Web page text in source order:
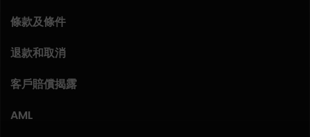
條款及條件
退款和取消
客戶賠償揭露
AML